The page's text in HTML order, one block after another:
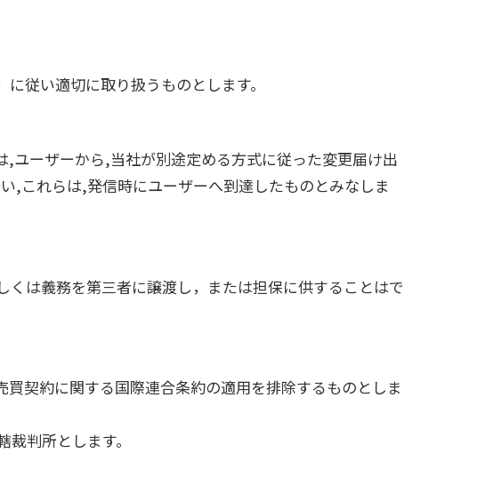
従い適切に取り扱うものとします。
ユーザーから,当社が別途定める方式に従った変更届け出
,これらは,発信時にユーザーへ到達したものとみなしま
は義務を第三者に譲渡し，または担保に供することはで
契約に関する国際連合条約の適用を排除するものとしま
判所とします。